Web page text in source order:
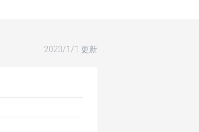
2023/1/1 更新